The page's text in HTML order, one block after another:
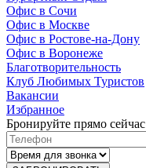
Офис в Сочи
Офис в Москве
Офис в Ростове-на-Дону
Офис в Воронеже
Благотворительность
Клуб Любимых Туристов
Вакансии
Избранное
Бронируйте прямо сейчас